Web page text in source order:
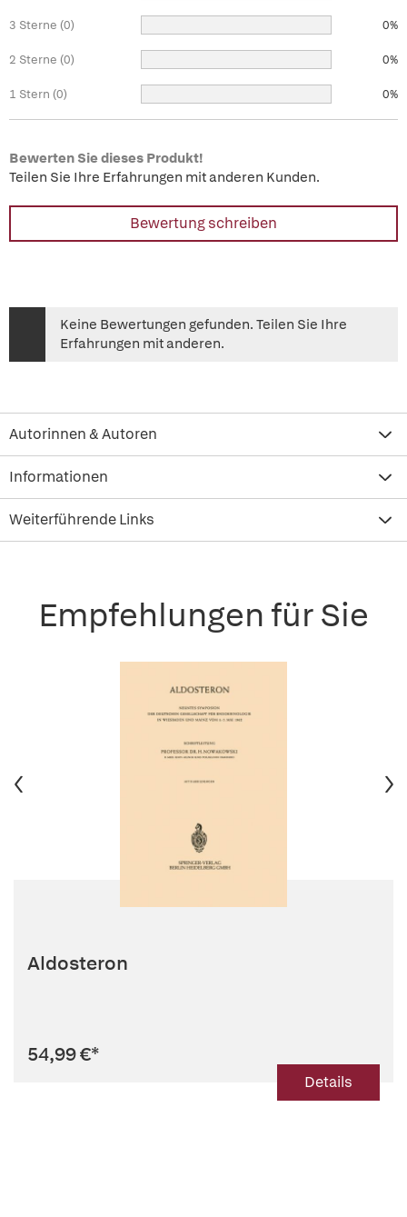
3 Sterne (0) 0%
2 Sterne (0) 0%
1 Stern (0) 0%
Bewerten Sie dieses Produkt!
Teilen Sie Ihre Erfahrungen mit anderen Kunden.
Bewertung schreiben
Keine Bewertungen gefunden. Teilen Sie Ihre
Erfahrungen mit anderen.
Autorinnen & Autoren
Informationen
Weiterführende Links
Empfehlungen für Sie
Aldosteron
54,99 €*
Details